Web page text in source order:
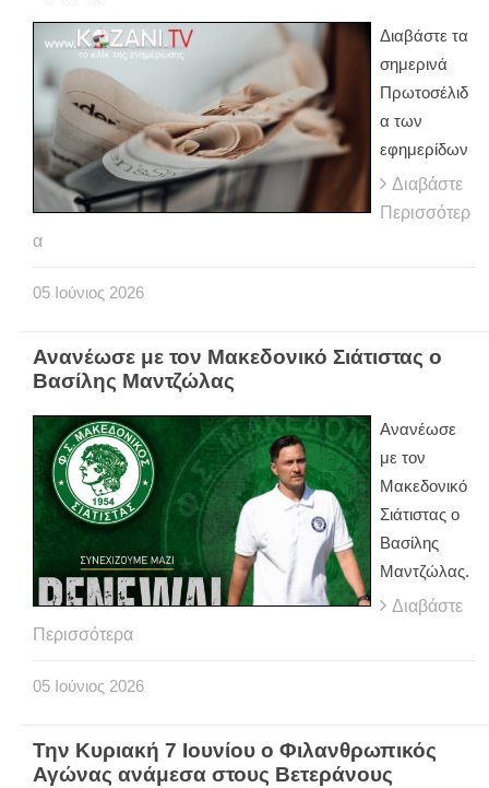
Διαβάστε τα
σημερινά
Πρωτοσέλιδ
α των
εφημερίδων
Διαβάστε
Περισσότερ
α
05 Ιούνιος 2026
Ανανέωσε με τον Μακεδονικό Σιάτιστας ο
Βασίλης Μαντζώλας
Ανανέωσε
με τον
Μακεδονικό
Σιάτιστας ο
Βασίλης
Μαντζώλας.
Διαβάστε
Περισσότερα
05 Ιούνιος 2026
Την Κυριακή 7 Ιουνίου ο Φιλανθρωπικός
Αγώνας ανάμεσα στους Βετεράνους